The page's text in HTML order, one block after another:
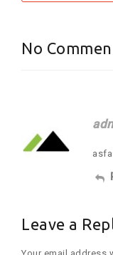
No
Leave a